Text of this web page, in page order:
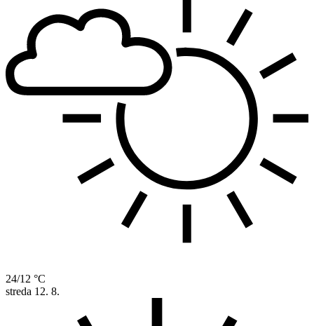
24/12 °C
streda 12. 8.